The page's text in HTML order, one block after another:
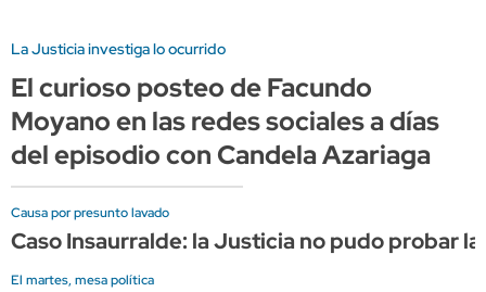
La Justicia investiga lo ocurrido
El curioso posteo de Facundo
Moyano en las redes sociales a días
del episodio con Candela Azariaga
Causa por presunto lavado
Caso Insaurralde: la Justicia no pudo probar
El martes, mesa política